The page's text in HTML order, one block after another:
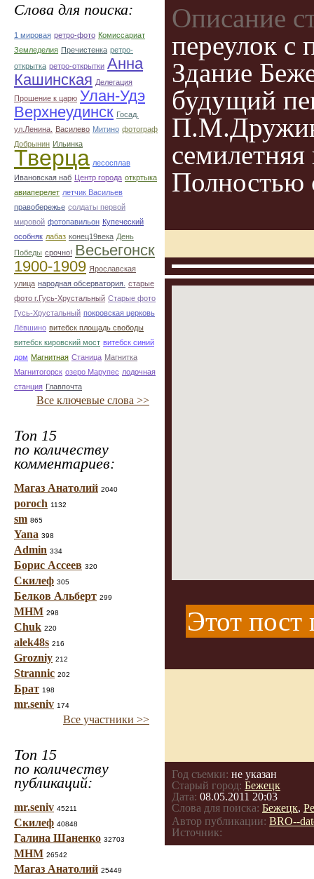
Слова для поиска:
1 мировая ретро-фото Комиссариат
Земледелия Пречистенка ретро-
открытка ретро-открытки Анна
Кашинская Делегация
Прошение к царю Улан-Удэ
Верхнеудинск Госад.
ул.Ленина.
Василево Митино фотограф
Добрынин Ильинка
Тверца лесосплав
Ивановская наб Центр города откртыка
авиаперелет летчик Васильев
правобережье солдаты первой
мировой фотопавильон Купеческий
особняк лабаз конец19века День
Победы срочно! Весьегонск
1900-1909 Ярославская
улица народная обсерватория. старые
фото г.Гусь-Хрустальный Старые фото
Гусь-Хрустальный покровская церковь
Лёвшино витебск площадь свободы
витебск кировский мост витебск синий
дом Магнитная Станица Магнитка
Магнитогорск озеро Марупес лодочная
станция Главпочта
Все ключевые слова >>
Топ 15
по количеству
комментариев:
Магаз Анатолий 2040
poroch 1132
sm 865
Yana 398
Admin 334
Борис Ассеев 320
Скилеф 305
Белков Альберт 299
МНМ 298
Chuk 220
alek48s 216
Grozniy 212
Strannic 202
Брат 198
mr.seniv 174
Все участники >>
Топ 15
по количеству
публикаций:
mr.seniv 45211
Скилеф 40848
Галина Шаненко 32703
МНМ 26542
Магаз Анатолий 25449
Описание
переулок с
Здание
будущий
Полностью
Этот пост
Год съемки: не указан
Старый город: Бежецк
Дата: 08.05.2011 20:03
Слова для поиска: Бежецк,
Автор публикации: BRO--
Источник: